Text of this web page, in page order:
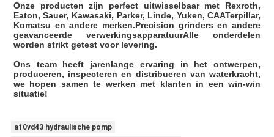
Onze producten zijn perfect uitwisselbaar met Rexroth,
Eaton, Sauer, Kawasaki, Parker, Linde, Yuken, CAATerpillar,
Komatsu en andere merken.Precision grinders en andere
geavanceerde verwerkingsapparatuurAlle onderdelen
worden strikt getest voor levering.
Ons team heeft jarenlange ervaring in het ontwerpen,
produceren, inspecteren en distribueren van waterkracht,
we hopen samen te werken met klanten in een win-win
situatie!
a10vd43 hydraulische pomp